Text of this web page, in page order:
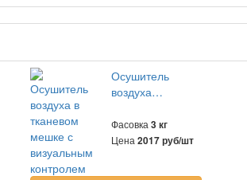
Осушитель
воздуха…
Фасовка3 кг
Цена2017 руб/шт